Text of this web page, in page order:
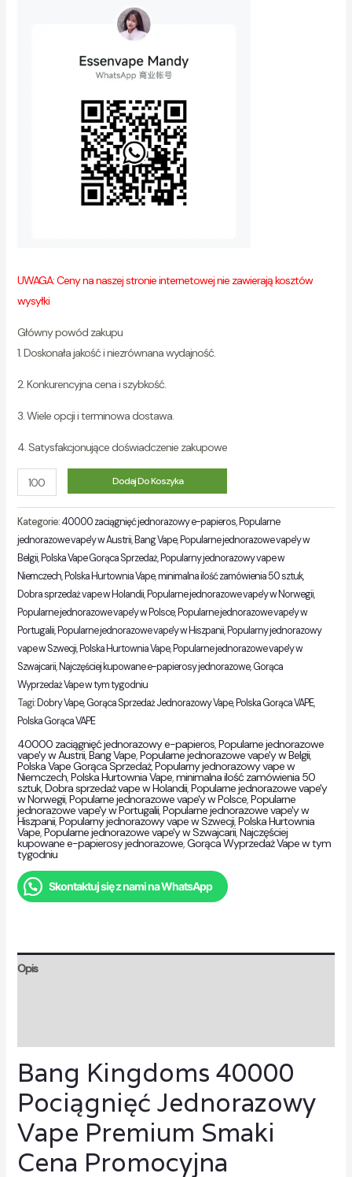
UWAGA: Ceny na naszej stronie internetowej nie zawierają kosztów
wysyłki
Główny powód zakupu
1. Doskonała jakość i niezrównana wydajność.
2. Konkurencyjna cena i szybkość.
3. Wiele opcji i terminowa dostawa.
4. Satysfakcjonujące doświadczenie zakupowe
Ilość Dodaj Do Koszyka
Kategorie:40000 zaciągnięć jednorazowy e-papieros, Popularne
jednorazowe vape'y w Austrii, Bang Vape, Popularne jednorazowe vape'y w
Belgii, Polska Vape Gorąca Sprzedaż, Popularny jednorazowy vape w
Niemczech, Polska Hurtownia Vape,minimalna ilość zamówienia 50 sztuk,
Dobra sprzedaż vape w Holandii, Popularne jednorazowe vape'y w Norwegii,
Popularne jednorazowe vape'y w Polsce, Popularne jednorazowe vape'y w
Portugalii, Popularne jednorazowe vape'y w Hiszpanii, Popularny jednorazowy
vape w Szwecji, Polska Hurtownia Vape, Popularne jednorazowe vape'y w
Szwajcarii, Najczęściej kupowane e-papierosy jednorazowe,Gorąca
Wyprzedaż Vape w tym tygodniu
Tagi: Dobry Vape,Gorąca Sprzedaż Jednorazowy Vape, Polska Gorąca VAPE,
Polska Gorąca VAPE
40000 zaciągnięć jednorazowy e-papieros,Popularne jednorazowe
vape'y w Austrii,Bang Vape,Popularne jednorazowe vape'y w Belgii,
Polska Vape Gorąca Sprzedaż,Popularny jednorazowy vape w
Niemczech,Polska Hurtownia Vape,minimalna ilość zamówienia 50
sztuk,Dobra sprzedaż vape w Holandii,Popularne jednorazowe vape'y
w Norwegii,Popularne jednorazowe vape'y w Polsce,Popularne
jednorazowe vape'y w Portugalii,Popularne jednorazowe vape'y w
Hiszpanii,Popularny jednorazowy vape w Szwecji,Polska Hurtownia
Vape,Popularne jednorazowe vape'y w Szwajcarii,Najczęściej
kupowane e-papierosy jednorazowe,Gorąca Wyprzedaż Vape w tym
tygodniu
Skontaktuj się z nami na WhatsApp
Opis
Bang Kingdoms 40000
Pociągnięć Jednorazowy
Vape Premium Smaki
Cena Promocyjna